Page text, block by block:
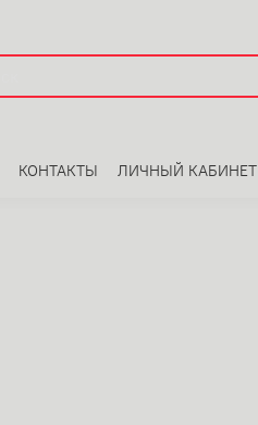
КОНТАКТЫ ЛИЧНЫЙ КАБИНЕТ